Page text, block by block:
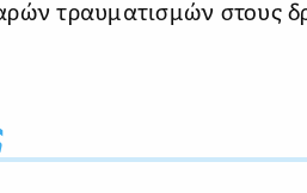
τραυματισμών στους